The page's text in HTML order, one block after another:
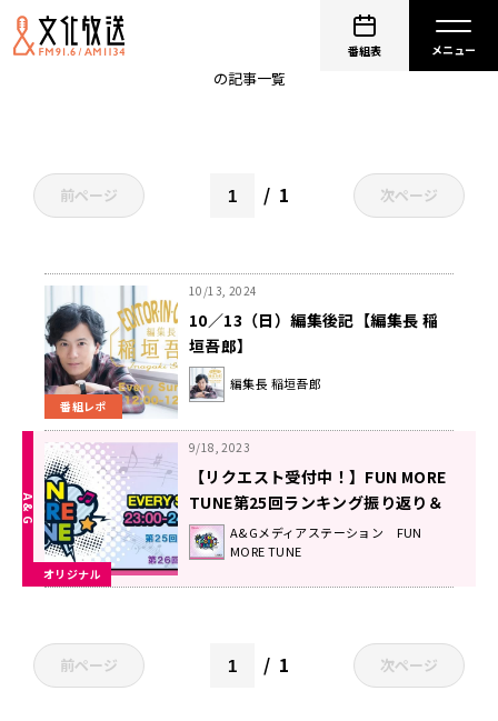
番組表
の記事一覧
前ページ 1 次ページ
番組レポ
10/13, 2024
10／13（日）編集後記【編集長 稲
垣吾郎】
編集長 稲垣吾郎
オリジナル
9/18, 2023
【リクエスト受付中！】FUN MORE
TUNE第25回ランキング振り返り＆
第26回 注目楽曲紹介
A&Gメディアステーション FUN
MORE TUNE
前ページ 1 次ページ